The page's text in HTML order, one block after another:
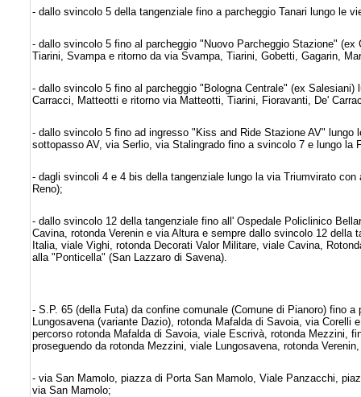
- dallo svincolo 5 della tangenziale fino a parcheggio Tanari lungo le
- dallo svincolo 5 fino al parcheggio "Nuovo Parcheggio Stazione"
Tiarini, Svampa e ritorno da via Svampa, Tiarini, Gobetti, Gagarin,
- dallo svincolo 5 fino al parcheggio "Bologna Centrale" (ex
Carracci, Matteotti e ritorno via Matteotti, Tiarini, Fioravanti, De'
- dallo svincolo 5 fino ad ingresso "Kiss and Ride Stazione AV"
sottopasso AV, via Serlio, via Stalingrado fino a svincolo 7 e lungo la
- dagli svincoli 4 e 4 bis della tangenziale lungo la via Triumvirato
Reno);
- dallo svincolo 12 della tangenziale fino all' Ospedale Policlinico
Cavina, rotonda Verenin e via Altura e sempre dallo svincolo 12
Italia, viale Vighi, rotonda Decorati Valor Militare, viale Cavina,
alla "Ponticella" (San Lazzaro di Savena).
- S.P. 65 (della Futa) da confine comunale (Comune di Pianoro) fino
Lungosavena (variante Dazio), rotonda Mafalda di Savoia, via
percorso rotonda Mafalda di Savoia, viale Escrivà, rotonda Mezzini,
proseguendo da rotonda Mezzini, viale Lungosavena, rotonda
- via San Mamolo, piazza di Porta San Mamolo, Viale Panzacchi,
via San Mamolo;